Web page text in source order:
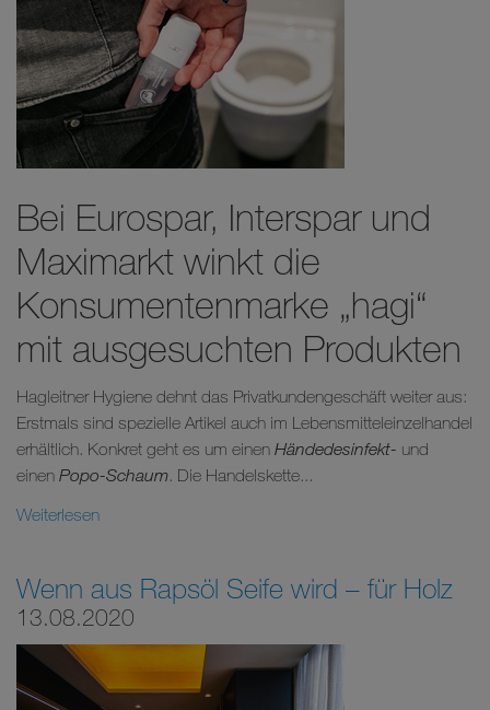
Bei Eurospar, Interspar und
Maximarkt winkt die
Konsumentenmarke „hagi“
mit ausgesuchten Produkten
Hagleitner Hygiene dehnt das Privatkundengeschäft weiter aus:
Erstmals sind spezielle Artikel auch im Lebensmitteleinzelhandel
erhältlich. Konkret geht es um einen Händedesinfekt- und
einen Popo-Schaum. Die Handelskette...
Weiterlesen
Wenn aus Rapsöl Seife wird – für Holz
13.08.2020